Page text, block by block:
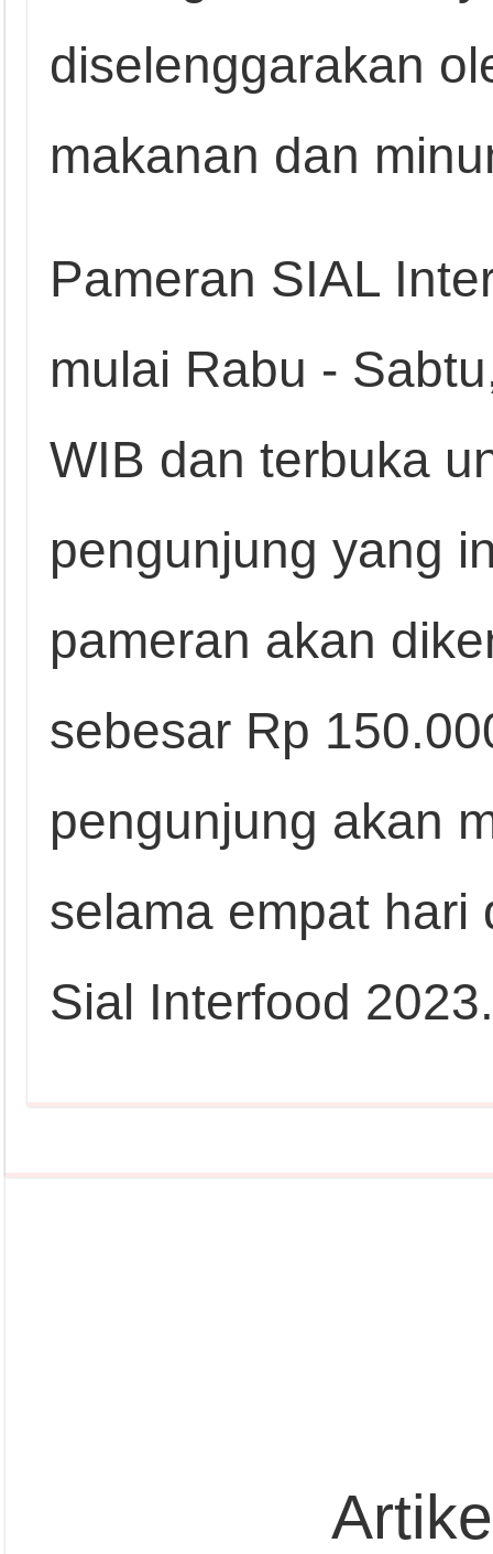
diselenggarakan
makanan dan
Pameran SIAL
mulai Rabu -
WIB dan terbuka
pengunjung yang
pameran akan
sebesar Rp
pengunjung akan
selama empat hari
Sial Interfood